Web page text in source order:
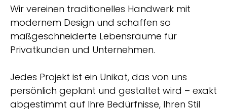
Wir vereinen traditionelles Handwerk mit
modernem Design und schaffen so
maßgeschneiderte Lebensräume für
Privatkunden und Unternehmen.
Jedes Projekt ist ein Unikat, das von uns
persönlich geplant und gestaltet wird – exakt
abgestimmt auf Ihre Bedürfnisse, Ihren Stil